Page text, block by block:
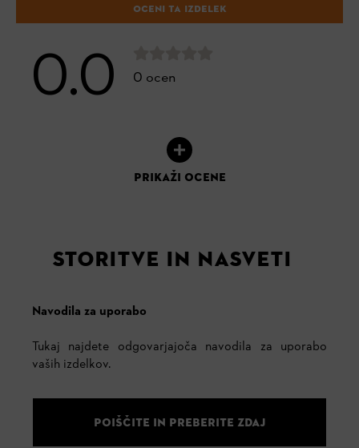
OCENI TA IZDELEK
0.0 0 ocen
PRIKAŽI OCENE
STORITVE IN NASVETI
Navodila za uporabo
Tukaj najdete odgovarjajoča navodila za uporabo
vaših izdelkov.
POIŠČITE IN PREBERITE ZDAJ